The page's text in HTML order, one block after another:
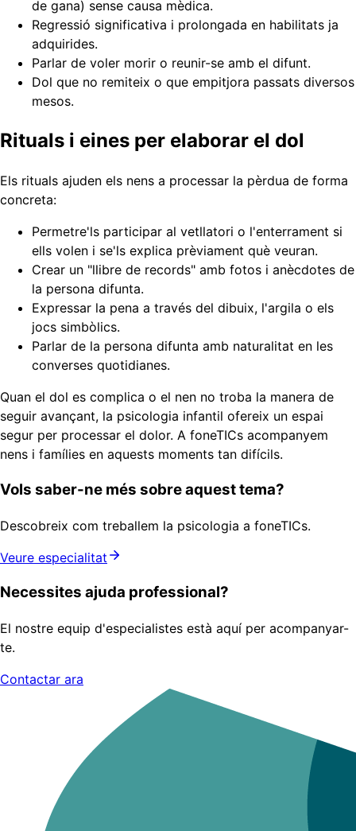
de gana) sense causa mèdica.
Regressió significativa i prolongada en habilitats ja
adquirides.
Parlar de voler morir o reunir-se amb el difunt.
Dol que no remiteix o que empitjora passats diversos
mesos.
Rituals i eines per elaborar el dol
Els rituals ajuden els nens a processar la pèrdua de forma
concreta:
Permetre'ls participar al vetllatori o l'enterrament si
ells volen i se'ls explica prèviament què veuran.
Crear un "llibre de records" amb fotos i anècdotes de
la persona difunta.
Expressar la pena a través del dibuix, l'argila o els
jocs simbòlics.
Parlar de la persona difunta amb naturalitat en les
converses quotidianes.
Quan el dol es complica o el nen no troba la manera de
seguir avançant, la psicologia infantil ofereix un espai
segur per processar el dolor. A foneTICs acompanyem
nens i famílies en aquests moments tan difícils.
Vols saber-ne més sobre aquest tema?
Descobreix com treballem la psicologia a foneTICs.
Veure especialitat
Necessites ajuda professional?
El nostre equip d'especialistes està aquí per acompanyar-
te.
Contactar ara